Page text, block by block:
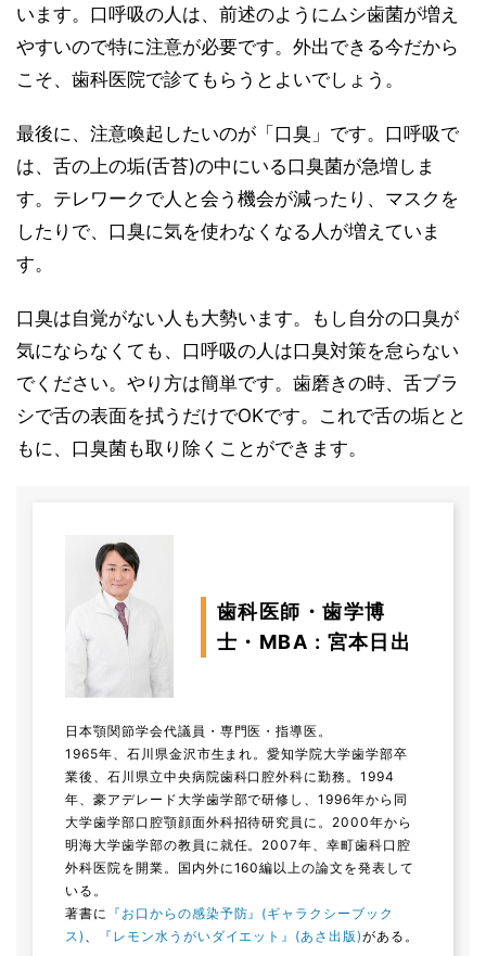
います。口呼吸の人は、前述のようにムシ歯菌が増え
やすいので特に注意が必要です。外出できる今だから
こそ、歯科医院で診てもらうとよいでしょう。
最後に、注意喚起したいのが「口臭」です。口呼吸で
は、舌の上の垢(舌苔)の中にいる口臭菌が急増しま
す。テレワークで人と会う機会が減ったり、マスクを
したりで、口臭に気を使わなくなる人が増えていま
す。
口臭は自覚がない人も大勢います。もし自分の口臭が
気にならなくても、口呼吸の人は口臭対策を怠らない
でください。やり方は簡単です。歯磨きの時、舌ブラ
シで舌の表面を拭うだけでOKです。これで舌の垢とと
もに、口臭菌も取り除くことができます。
歯科医師・歯学博
士・MBA : 宮本日出
日本顎関節学会代議員・専門医・指導医。
1965年、石川県金沢市生まれ。愛知学院大学歯学部卒
業後、石川県立中央病院歯科口腔外科に勤務。1994
年、豪アデレード大学歯学部で研修し、1996年から同
大学歯学部口腔顎顔面外科招待研究員に。2000年から
明海大学歯学部の教員に就任。2007年、幸町歯科口腔
外科医院を開業。国内外に160編以上の論文を発表して
いる。
著書に 『お口からの感染予防』(ギャラクシーブック
ス)
『レモン水うがいダイエット』(あさ出版)がある。